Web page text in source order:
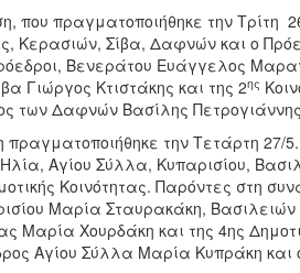
που πραγματοποιήθηκε την Τρίτη
Κερασιών, Σίβα, Δαφνών και ο
Βενεράτου Ευάγγελος
Γιώργος Κτιστάκης και της 2ης
των Δαφνών Βασίλης
την Τετάρτη 27/
Αγίου Σύλλα, Κυπαρισίου,
Κοινότητας. Παρόντες στη
Μαρία Σταυρακάκη,
Μαρία Χουρδάκη και της 4ης
Αγίου Σύλλα Μαρία Κυπράκη και